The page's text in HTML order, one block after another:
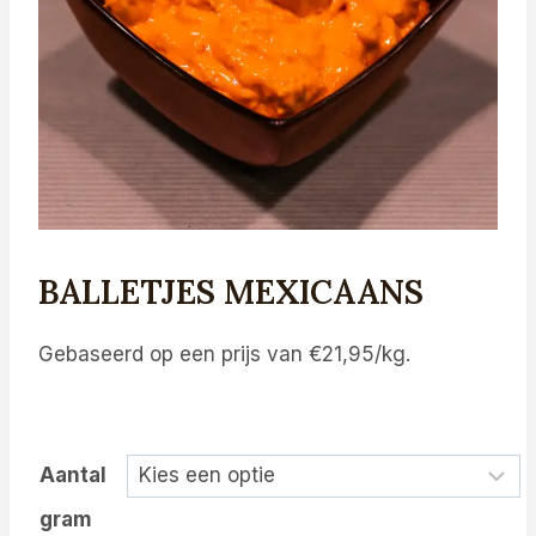
BALLETJES MEXICAANS
Gebaseerd op een prijs van €21,95/kg.
Aantal
gram